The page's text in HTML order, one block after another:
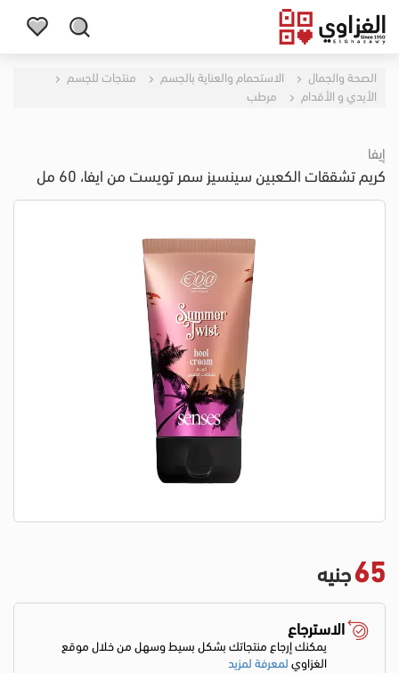
الصحة والجمال الاستحمام والعناية بالجسم
منتجات للجسم
الأيدي و الأقدام
مرطب
إيفا
كريم تشققات الكعبين سينسيز سمر تويست من ايفا، 60 مل
65جنيه
الاسترجاع
يمكنك إرجاع منتجاتك بشكل بسيط وسهل من خلال موقع
الغزاويلمعرفة لمزيد